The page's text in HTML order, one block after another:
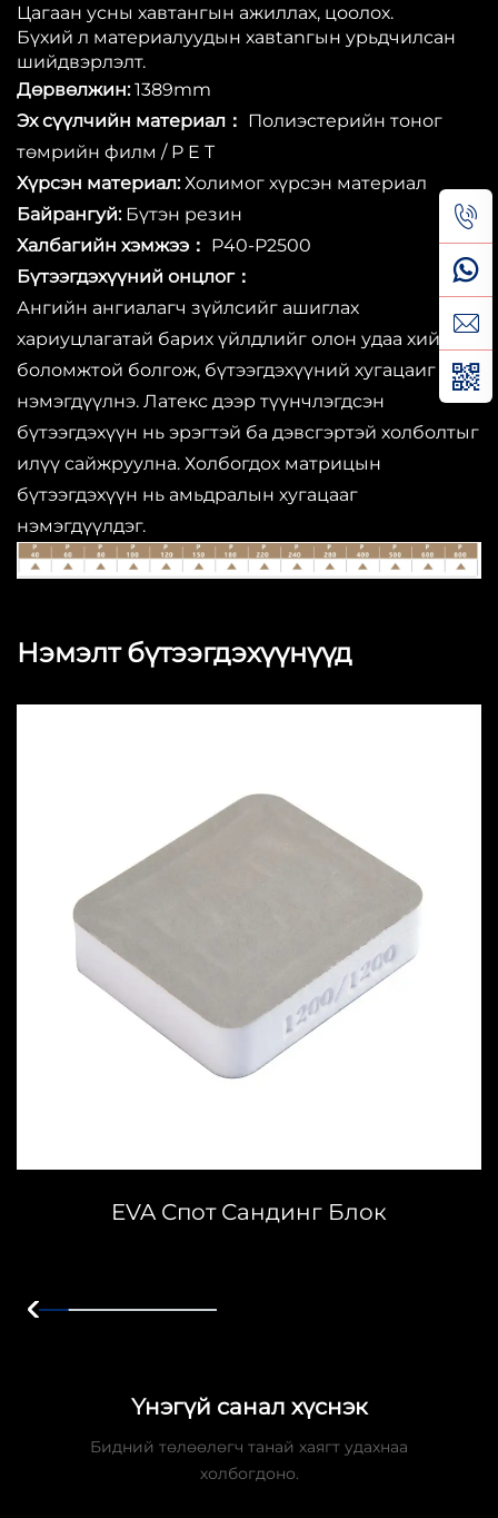
Цагаан усны хавтангын ажиллах, цоолох.
Бүхий л материалуудын хавtanгын урьдчилсан
шийдвэрлэлт.
Дөрвөлжин:1389mm
Эх сүүлчийн материал：
Полиэстерийн тоног
төмрийн филм / P E T
Хүрсэн материал:Холимог хүрсэн материал
Байрангуй: Бүтэн резин
Халбагийн хэмжээ： P40-P2500
Бүтээгдэхүүний онцлог：
Ангийн ангиалагч зүйлсийг ашиглах
хариуцлагатай барих үйлдлийг олон удаа хийх
боломжтой болгож, бүтээгдэхүүний хугацаиг
нэмэгдүүлнэ. Латекс дээр түүнчлэгдсэн
бүтээгдэхүүн нь эрэгтэй ба дэвсгэртэй холболтыг
илүү сайжруулна. Холбогдох матрицын
бүтээгдэхүүн нь амьдралын хугацааг
нэмэгдүүлдэг.
Нэмэлт бүтээгдэхүүнүүд
EVA Спот Сандинг Блок
Үнэгүй санал хүснэк
Бидний төлөөлөгч танай хаягт удахнаа
холбогдоно.